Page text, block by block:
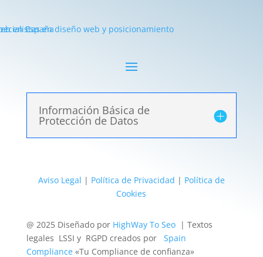
Información Básica de
Protección de Datos
Aviso Legal | Política de Privacidad | Política de
Cookies
@ 2025 Diseñado por HighWay To Seo| Textos
legales LSSI y RGPD creados por Spain
Compliance«Tu Compliance de confianza»